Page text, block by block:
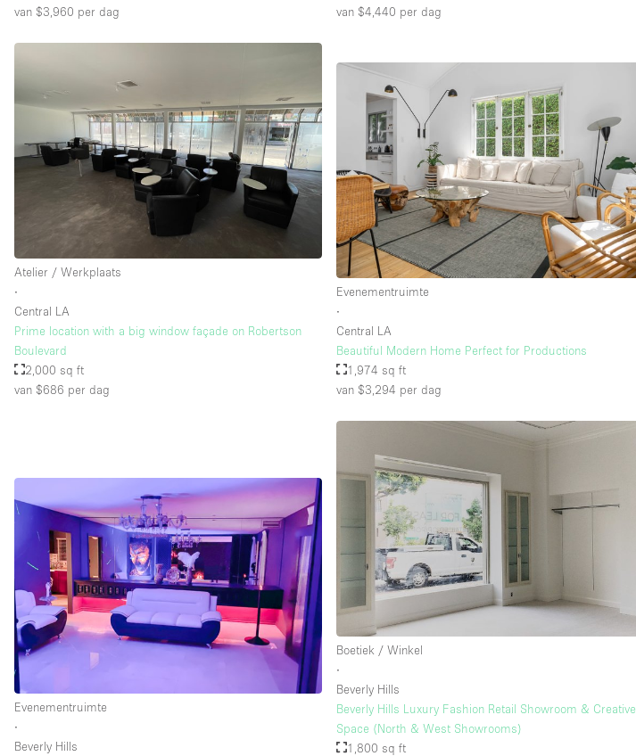
van $3,960 per dag
van $4,440 per dag
Atelier / Werkplaats
∙
Central LA
Prime location with a big window façade on Robertson
Boulevard
2,000 sq ft
van $686 per dag
Evenementruimte
∙
Central LA
Beautiful Modern Home Perfect for Productions
1,974 sq ft
van $3,294 per dag
Evenementruimte
∙
Beverly Hills
Boetiek / Winkel
∙
Beverly Hills
Beverly Hills Luxury Fashion Retail Showroom & Creative
Space (North & West Showrooms)
1,800 sq ft